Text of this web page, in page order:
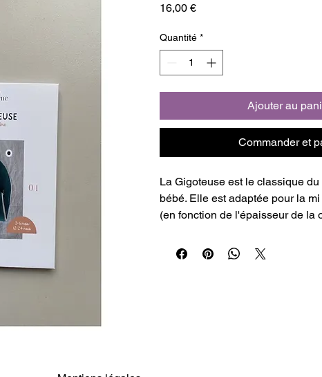
16,00 €Prix
Quantité *
Ajouter au
Commander et
La Gigoteuse est le classique
bébé. Elle est adaptée pour la
(en fonction de l'épaisseur de la
ouate pour une version plus